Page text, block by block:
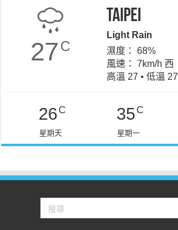
27C
Taipei
Light Rain
濕度： 68%
風速： 7km/h 西
高溫 27 • 低溫 27
26 C
星期天
35 C
星期一